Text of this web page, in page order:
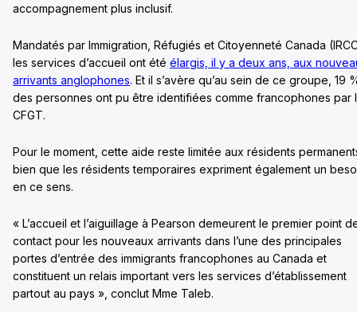
accompagnement plus inclusif.
Mandatés par Immigration, Réfugiés et Citoyenneté Canada
les services d’accueil ont été élargis, il y a deux ans, aux
arrivants anglophones. Et il s’avère qu’au sein de ce groupe, 19
des personnes ont pu être identifiées comme francophones par
CFGT.
Pour le moment, cette aide reste limitée aux résidents
bien que les résidents temporaires expriment également un
en ce sens.
« L’accueil et l’aiguillage à Pearson demeurent le premier point
contact pour les nouveaux arrivants dans l’une des principales
portes d’entrée des immigrants francophones au Canada et
constituent un relais important vers les services d’établissement
partout au pays », conclut Mme Taleb.